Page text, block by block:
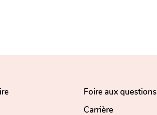
Foire aux questions
Carrière